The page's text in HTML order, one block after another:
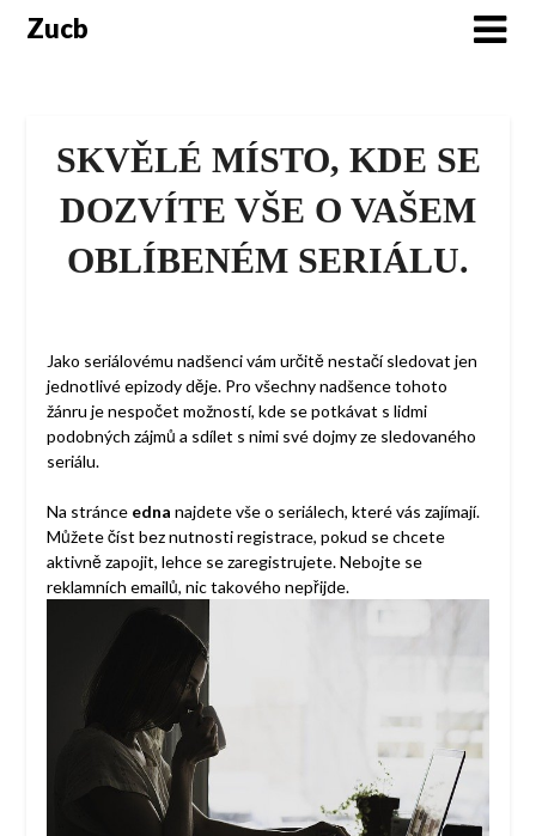
SkipZucb
SKVĚLÉ MÍSTO, KDE SE
DOZVÍTE VŠE O VAŠEM
OBLÍBENÉM SERIÁLU.
Jako seriálovému nadšenci vám určitě nestačí sledovat jen
jednotlivé epizody děje. Pro všechny nadšence tohoto
žánru je nespočet možností, kde se potkávat s lidmi
podobných zájmů a sdílet s nimi své dojmy ze sledovaného
seriálu.
Na stránce edna najdete vše o seriálech, které vás zajímají.
Můžete číst bez nutnosti registrace, pokud se chcete
aktivně zapojit, lehce se zaregistrujete. Nebojte se
reklamních emailů, nic takového nepřijde.